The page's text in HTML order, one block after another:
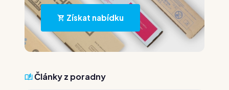
Získat nabídku
Články z poradny